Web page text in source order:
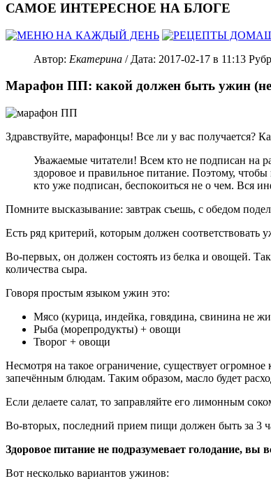
САМОЕ ИНТЕРЕСНОЕ НА БЛОГЕ
Автор: Екатерина / Дата: 2017-02-17 в 11:13
Марафон ПП: какой должен быть ужин
Здравствуйте, марафонцы! Все ли у вас получается?
Уважаемые читатели! Всем кто не подписан на
здоровое и правильное питание. Поэтому,
кто уже подписан, беспокоиться не о чем. Вся
Помните высказывание: завтрак съешь, с обедом
Есть ряд критерий, которым должен соответствовать
Во-первых, он должен состоять из белка и овощей.
количества сыра.
Говоря простым языком ужин это:
Мясо (курица, индейка, говядина, свинина не
Рыба (морепродукты) + овощи
Творог + овощи
Несмотря на такое ограничение, существует
запечённым блюдам. Таким образом, масло будет
Если делаете салат, то заправляйте его лимонным
Во-вторых, последний прием пищи должен быть за 3
Здоровое питание не подразумевает голодание,
Вот несколько вариантов ужинов: